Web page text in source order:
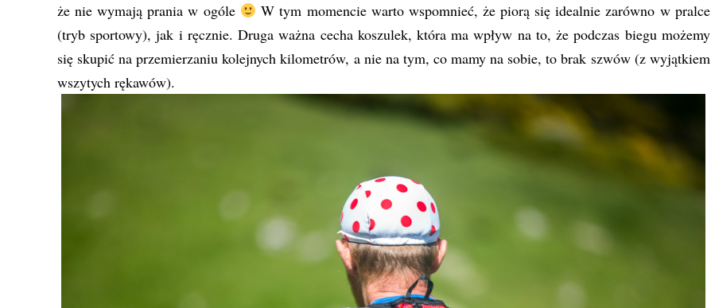
że nie wymają prania w ogóle
W tym momencie warto wspomnieć, że piorą się idealnie zarówno w pralce
(tryb sportowy), jak i ręcznie. Druga ważna cecha koszulek, która ma wpływ na to, że podczas biegu możemy
się skupić na przemierzaniu kolejnych kilometrów, a nie na tym, co mamy na sobie, to brak szwów (z wyjątkiem
wszytych rękawów).